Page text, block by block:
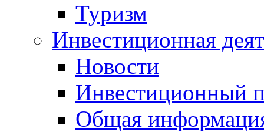
Туризм
Инвестиционная
Новости
Инвестиционный
Общая